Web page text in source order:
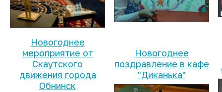
Новогоднее
мероприятие от
Скаутского
движения города
Обнинск
Новогоднее
поздравление в кафе
"Диканька"